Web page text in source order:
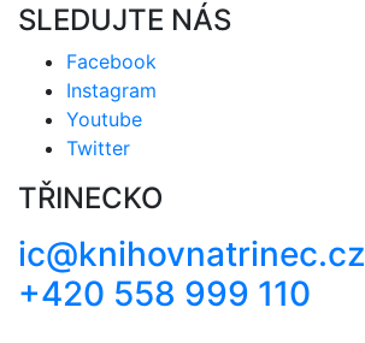
SLEDUJTE NÁS
Facebook
Instagram
Youtube
Twitter
TŘINECKO
ic@knihovnatrinec.cz
+420 558 999 110